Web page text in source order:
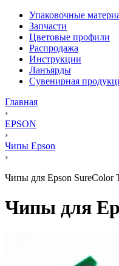
Упаковочные
Запчасти
Цветовые профили
Распродажа
Инструкции
Ланъярды
Сувенирная
Главная
›
EPSON
›
Чипы Epson
›
Чипы для Epson SureColor
Чипы для